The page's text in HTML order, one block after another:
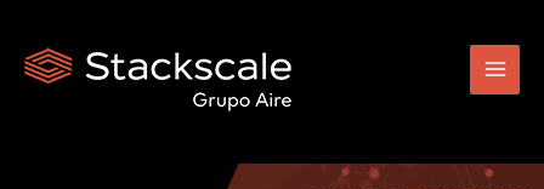
contenido